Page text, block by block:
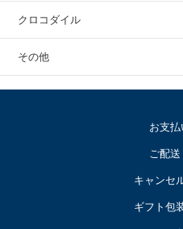
クロコダイル
その他
お支
ご配
キャンセ
ギフト包